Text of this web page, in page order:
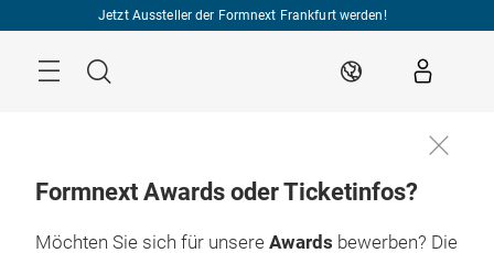
Jetzt Aussteller der Formnext Frankfurt werden!
Suche DE
Formnext Awards oder Ticketinfos?
Möchten Sie sich für unsere Awards bewerben? Die